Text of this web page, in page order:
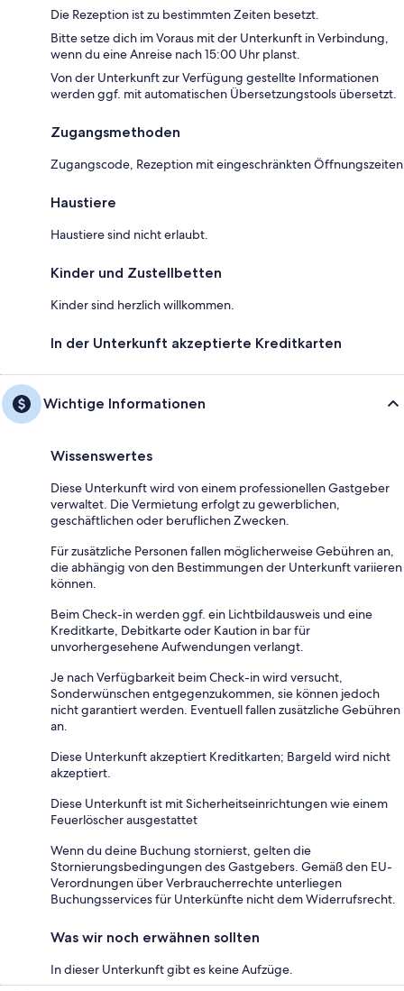
Die Rezeption ist zu bestimmten Zeiten besetzt.
Bitte setze dich im Voraus mit der Unterkunft in Verbindung,
wenn du eine Anreise nach 15:00 Uhr planst.
Von der Unterkunft zur Verfügung gestellte Informationen
werden ggf. mit automatischen Übersetzungstools übersetzt.
Zugangsmethoden
Zugangscode, Rezeption mit eingeschränkten Öffnungszeiten
Haustiere
Haustiere sind nicht erlaubt.
Kinder und Zustellbetten
Kinder sind herzlich willkommen.
In der Unterkunft akzeptierte Kreditkarten
Wichtige Informationen
Wissenswertes
Diese Unterkunft wird von einem professionellen Gastgeber
verwaltet. Die Vermietung erfolgt zu gewerblichen,
geschäftlichen oder beruflichen Zwecken.
Für zusätzliche Personen fallen möglicherweise Gebühren an,
die abhängig von den Bestimmungen der Unterkunft variieren
können.
Beim Check-in werden ggf. ein Lichtbildausweis und eine
Kreditkarte, Debitkarte oder Kaution in bar für
unvorhergesehene Aufwendungen verlangt.
Je nach Verfügbarkeit beim Check-in wird versucht,
Sonderwünschen entgegenzukommen, sie können jedoch
nicht garantiert werden. Eventuell fallen zusätzliche Gebühren
an.
Diese Unterkunft akzeptiert Kreditkarten; Bargeld wird nicht
akzeptiert.
Diese Unterkunft ist mit Sicherheitseinrichtungen wie einem
Feuerlöscher ausgestattet
Wenn du deine Buchung stornierst, gelten die
Stornierungsbedingungen des Gastgebers. Gemäß den EU-
Verordnungen über Verbraucherrechte unterliegen
Buchungsservices für Unterkünfte nicht dem Widerrufsrecht.
Was wir noch erwähnen sollten
In dieser Unterkunft gibt es keine Aufzüge.